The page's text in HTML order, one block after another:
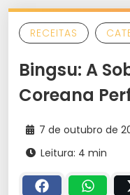
RECEITAS
Bingsu: A
Coreana
7 de outubro de
Leitura: 4 min